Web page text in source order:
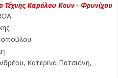
Τέχνης Καρόλου Κουν - Φρυνίχου
Κατερίνα Πατσιάνη,